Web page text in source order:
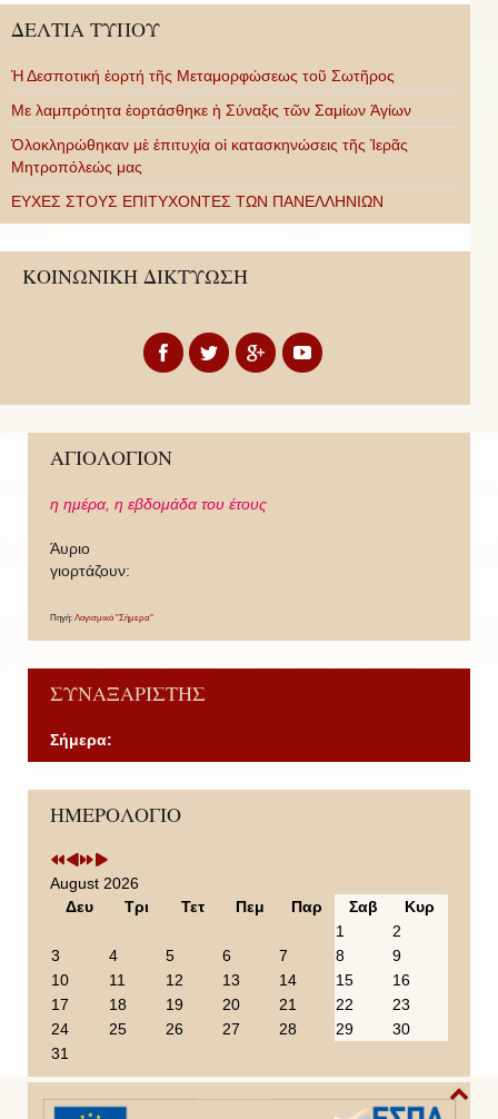
ΔΕΛΤΙΑ ΤΥΠΟΥ
Ἡ Δεσποτική ἑορτή τῆς Μεταμορφώσεως τοῦ Σωτῆρος
Με λαμπρότητα ἑορτάσθηκε ἡ Σύναξις τῶν Σαμίων Ἁγίων
Ὁλοκληρώθηκαν μὲ ἐπιτυχία οἱ κατασκηνώσεις τῆς Ἱερᾶς
Μητροπόλεώς μας
ΕΥΧΕΣ ΣΤΟΥΣ ΕΠΙΤΥΧΟΝΤΕΣ ΤΩΝ ΠΑΝΕΛΛΗΝΙΩΝ
ΚΟΙΝΩΝΙΚΗ ΔΙΚΤΥΩΣΗ
ΑΓΙΟΛΟΓΙΟΝ
η ημέρα, η εβδομάδα του έτους
Άυριο
γιορτάζουν:
Πηγή: Λογισμικό "Σήμερα"
ΣΥΝΑΞΑΡΙΣΤΗΣ
Σήμερα:
ΗΜΕΡΟΛΟΓΙΟ
P
r
v
i
s
e
a
r
P
r
v
i
o
o
t
h
N
e
t
Y
e
N
e
t
M
August 2026
Δευ
Τρι Τετ Πεμ Παρ Σαβ
Κυρ
1
2
3
4 5 6 7 8
9
10
11 12 13 14 15
16
17
18 19 20 21 22
23
24
25 26 27 28 29
30
31